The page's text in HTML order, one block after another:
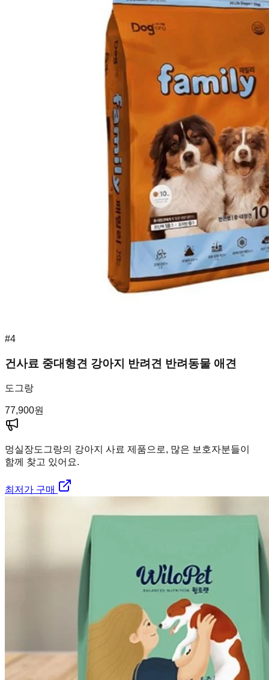
#4
건사료 중대형견 강아지 반려견 반려동물 애견
도그랑
77,900원
멍실장도그랑의 강아지 사료 제품으로, 많은 보호자분들이
함께 찾고 있어요.
최저가 구매